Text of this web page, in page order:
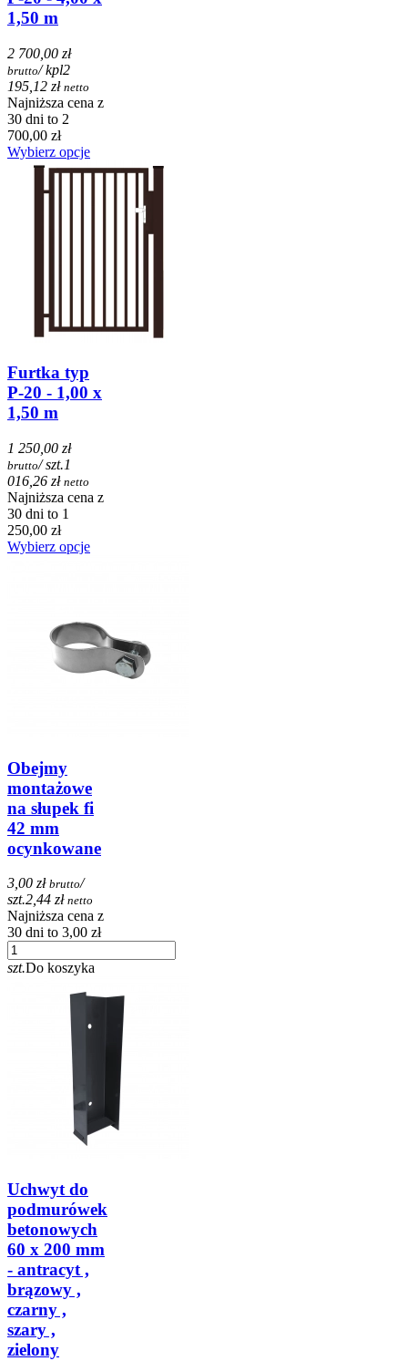
1,50 m
2 700,00 zł
brutto/ kpl2
195,12 zł netto
Najniższa cena z
30 dni to 2
700,00 zł
Wybierz opcje
Furtka typ
P-20 - 1,00 x
1,50 m
1 250,00 zł
brutto/ szt.1
016,26 zł netto
Najniższa cena z
30 dni to 1
250,00 zł
Wybierz opcje
Obejmy
montażowe
na słupek fi
42 mm
ocynkowane
3,00 zł brutto/
szt.2,44 zł netto
Najniższa cena z
30 dni to 3,00 zł
szt.Do koszyka
Uchwyt do
podmurówek
betonowych
60 x 200 mm
- antracyt ,
brązowy ,
czarny ,
szary ,
zielony